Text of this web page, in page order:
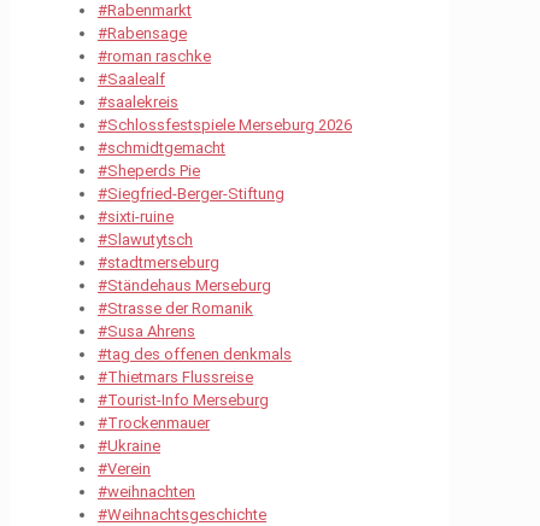
#Rabenmarkt
#Rabensage
#roman raschke
#Saalealf
#saalekreis
#Schlossfestspiele Merseburg 2026
#schmidtgemacht
#Sheperds Pie
#Siegfried-Berger-Stiftung
#sixti-ruine
#Slawutytsch
#stadtmerseburg
#Ständehaus Merseburg
#Strasse der Romanik
#Susa Ahrens
#tag des offenen denkmals
#Thietmars Flussreise
#Tourist-Info Merseburg
#Trockenmauer
#Ukraine
#Verein
#weihnachten
#Weihnachtsgeschichte